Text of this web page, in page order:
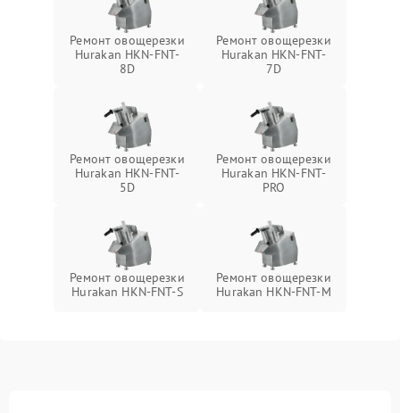
Ремонт овощерезки
Hurakan HKN-FNT-
8D
Ремонт овощерезки
Hurakan HKN-FNT-
7D
Ремонт овощерезки
Hurakan HKN-FNT-
5D
Ремонт овощерезки
Hurakan HKN-FNT-
PRO
Ремонт овощерезки
Hurakan HKN-FNT-S
Ремонт овощерезки
Hurakan HKN-FNT-M